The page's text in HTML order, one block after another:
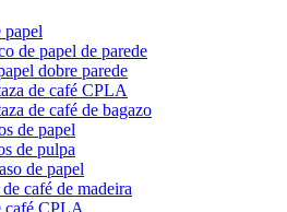
papel
de papel de parede
dobre parede
de café CPLA
de café de bagazo
de papel
de pulpa
de papel
café de madeira
café CPLA